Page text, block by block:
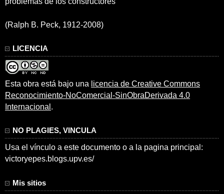
(Ralph B. Peck, 1912-2008)
LICENCIA
Esta obra está bajo una licencia de Creative Commons
Reconocimiento-NoComercial-SinObraDerivada 4.0
Internacional .
NO PLAGIES, VINCULA
Usa el vínculo a este documento o a la pagina principal:
victoryepes.blogs.upv.es/
Mis sitios